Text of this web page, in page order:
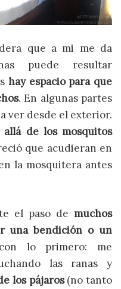
que a mi me da
puede resultar
hay espacio para que
. En algunas partes
ver desde el exterior.
de los mosquitos
que acudieran en
la mosquitera antes
el paso de muchos
una bendición o un
lo primero: me
las ranas y
los pájaros(no tanto